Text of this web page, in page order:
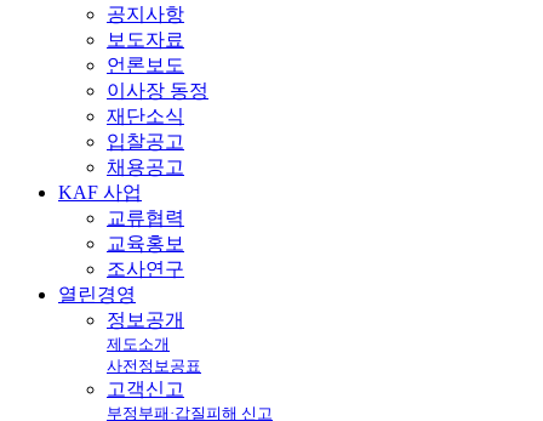
공지사항
보도자료
언론보도
이사장 동정
재단소식
입찰공고
채용공고
KAF 사업
교류협력
교육홍보
조사연구
열린경영
정보공개
제도소개
사전정보공표
고객신고
부정부패·갑질피해 신고